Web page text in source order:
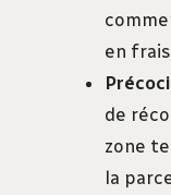
en frais
de
zone
la